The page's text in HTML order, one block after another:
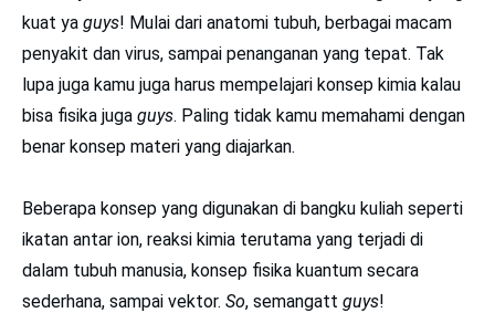
kuat ya guys! Mulai dari anatomi tubuh, berbagai macam
penyakit dan virus, sampai penanganan yang tepat. Tak
lupa juga kamu juga harus mempelajari konsep kimia kalau
bisa fisika juga guys. Paling tidak kamu memahami dengan
benar konsep materi yang diajarkan.
Beberapa konsep yang digunakan di bangku kuliah seperti
ikatan antar ion, reaksi kimia terutama yang terjadi di
dalam tubuh manusia, konsep fisika kuantum secara
sederhana, sampai vektor. So, semangatt guys!